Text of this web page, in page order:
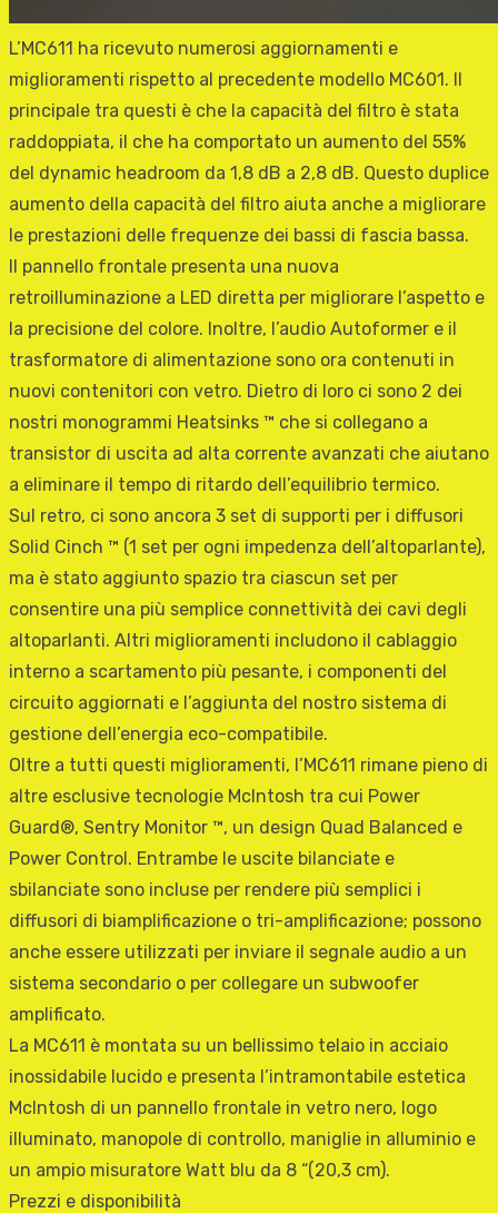
L’MC611 ha ricevuto numerosi aggiornamenti e
miglioramenti rispetto al precedente modello MC601. Il
principale tra questi è che la capacità del filtro è stata
raddoppiata, il che ha comportato un aumento del 55%
del dynamic headroom da 1,8 dB a 2,8 dB. Questo duplice
aumento della capacità del filtro aiuta anche a migliorare
le prestazioni delle frequenze dei bassi di fascia bassa.
Il pannello frontale presenta una nuova
retroilluminazione a LED diretta per migliorare l’aspetto e
la precisione del colore. Inoltre, l’audio Autoformer e il
trasformatore di alimentazione sono ora contenuti in
nuovi contenitori con vetro. Dietro di loro ci sono 2 dei
nostri monogrammi Heatsinks ™ che si collegano a
transistor di uscita ad alta corrente avanzati che aiutano
a eliminare il tempo di ritardo dell’equilibrio termico.
Sul retro, ci sono ancora 3 set di supporti per i diffusori
Solid Cinch ™ (1 set per ogni impedenza dell’altoparlante),
ma è stato aggiunto spazio tra ciascun set per
consentire una più semplice connettività dei cavi degli
altoparlanti. Altri miglioramenti includono il cablaggio
interno a scartamento più pesante, i componenti del
circuito aggiornati e l’aggiunta del nostro sistema di
gestione dell’energia eco-compatibile.
Oltre a tutti questi miglioramenti, l’MC611 rimane pieno di
altre esclusive tecnologie McIntosh tra cui Power
Guard®, Sentry Monitor ™, un design Quad Balanced e
Power Control. Entrambe le uscite bilanciate e
sbilanciate sono incluse per rendere più semplici i
diffusori di biamplificazione o tri-amplificazione; possono
anche essere utilizzati per inviare il segnale audio a un
sistema secondario o per collegare un subwoofer
amplificato.
La MC611 è montata su un bellissimo telaio in acciaio
inossidabile lucido e presenta l’intramontabile estetica
McIntosh di un pannello frontale in vetro nero, logo
illuminato, manopole di controllo, maniglie in alluminio e
un ampio misuratore Watt blu da 8 “(20,3 cm).
Prezzi e disponibilità